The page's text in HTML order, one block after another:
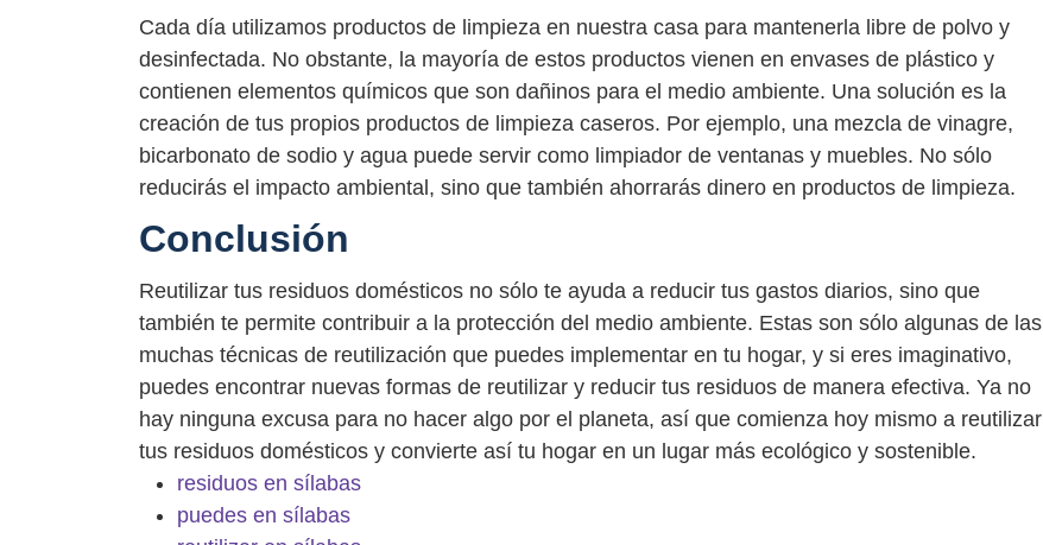
Cada día utilizamos productos de limpieza en nuestra casa para mantenerla libre de polvo y
desinfectada. No obstante, la mayoría de estos productos vienen en envases de plástico y
contienen elementos químicos que son dañinos para el medio ambiente. Una solución es la
creación de tus propios productos de limpieza caseros. Por ejemplo, una mezcla de vinagre,
bicarbonato de sodio y agua puede servir como limpiador de ventanas y muebles. No sólo
reducirás el impacto ambiental, sino que también ahorrarás dinero en productos de limpieza.
Conclusión
Reutilizar tus residuos domésticos no sólo te ayuda a reducir tus gastos diarios, sino que
también te permite contribuir a la protección del medio ambiente. Estas son sólo algunas de las
muchas técnicas de reutilización que puedes implementar en tu hogar, y si eres imaginativo,
puedes encontrar nuevas formas de reutilizar y reducir tus residuos de manera efectiva. Ya no
hay ninguna excusa para no hacer algo por el planeta, así que comienza hoy mismo a reutilizar
tus residuos domésticos y convierte así tu hogar en un lugar más ecológico y sostenible.
residuos en sílabas
puedes en sílabas